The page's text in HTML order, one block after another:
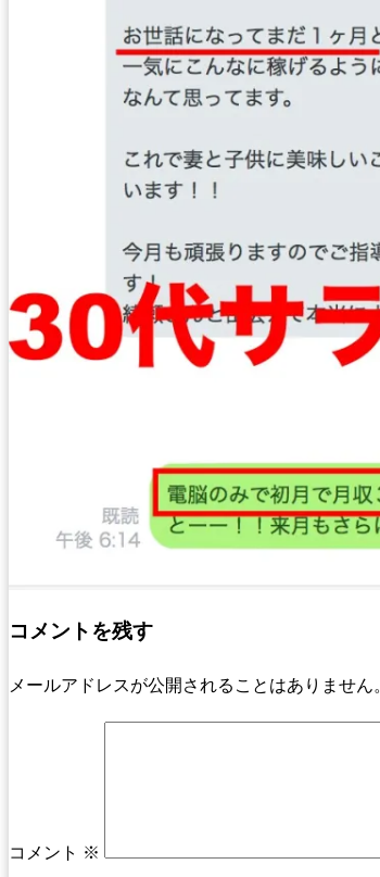
コメントを残す
メールアドレスが公開されることはありません。
コメント ※